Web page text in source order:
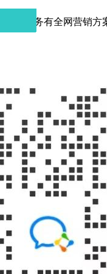
的服务有全网营销